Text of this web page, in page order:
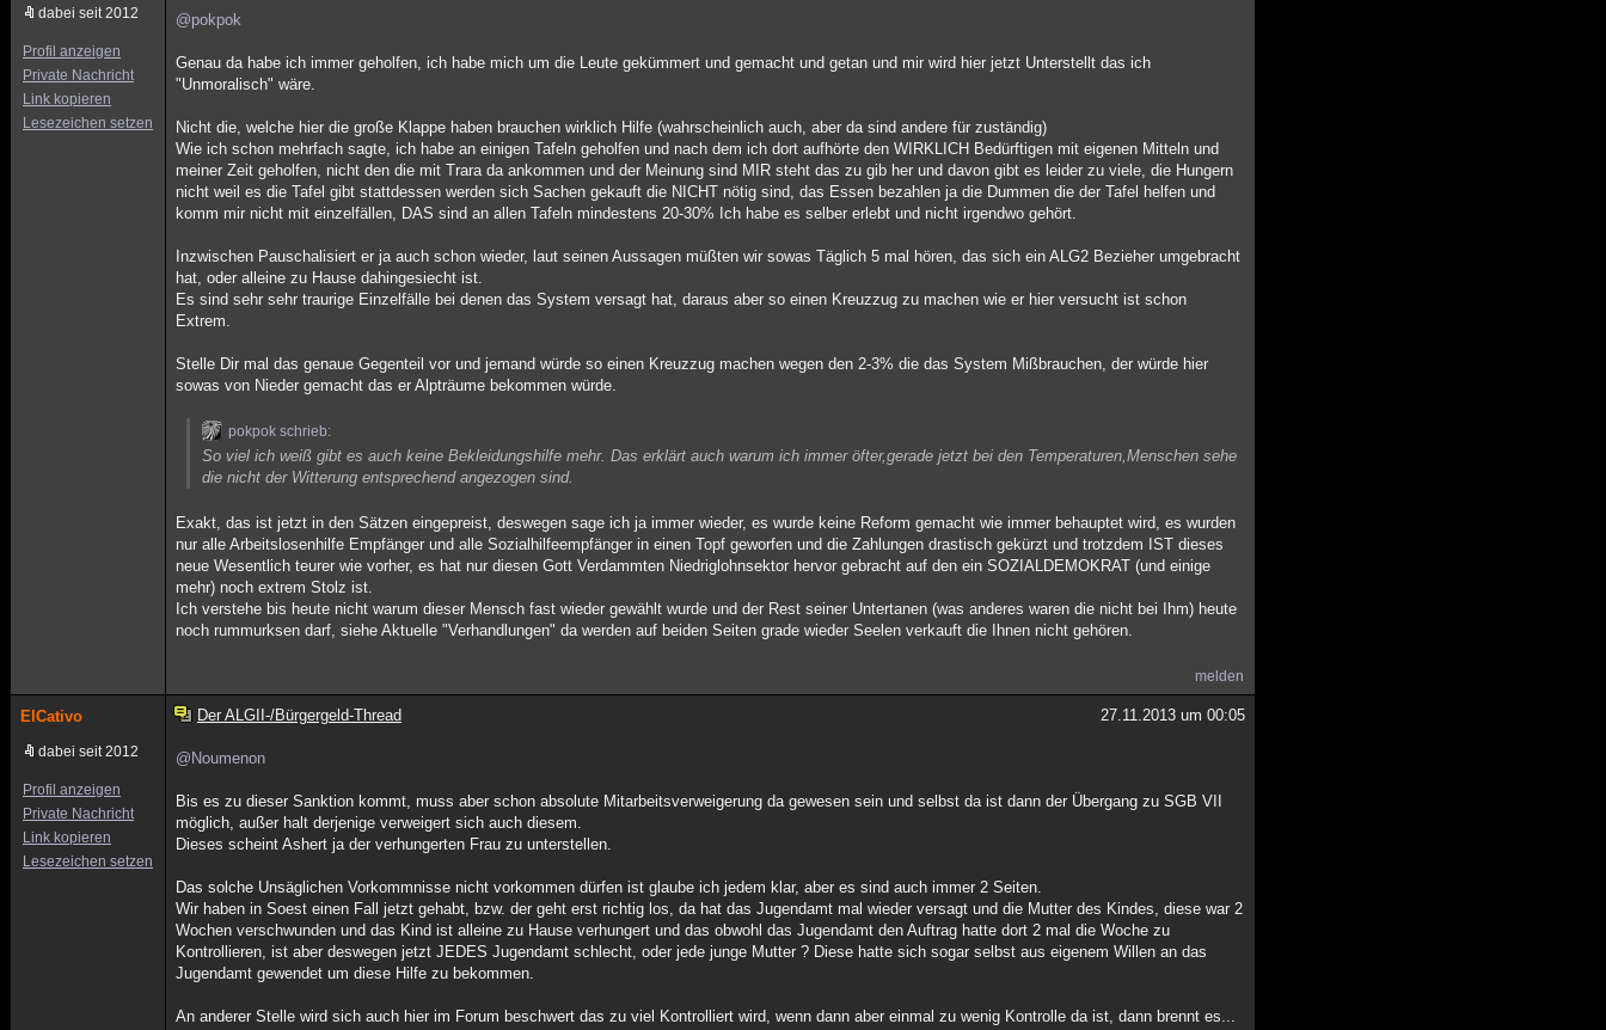
dabei seit 2012
Profil anzeigen
Private Nachricht
Link kopieren
Lesezeichen setzen
@pokpok
Genau da habe ich immer geholfen, ich habe mich um die Leute gekümmert und gemacht und getan und mir wird hier jetzt Unterstellt das ich
"Unmoralisch" wäre.
Nicht die, welche hier die große Klappe haben brauchen wirklich Hilfe (wahrscheinlich auch, aber da sind andere für zuständig)
Wie ich schon mehrfach sagte, ich habe an einigen Tafeln geholfen und nach dem ich dort aufhörte den WIRKLICH Bedürftigen mit eigenen Mitteln und
meiner Zeit geholfen, nicht den die mit Trara da ankommen und der Meinung sind MIR steht das zu gib her und davon gibt es leider zu viele, die Hungern
nicht weil es die Tafel gibt stattdessen werden sich Sachen gekauft die NICHT nötig sind, das Essen bezahlen ja die Dummen die der Tafel helfen und
komm mir nicht mit einzelfällen, DAS sind an allen Tafeln mindestens 20-30% Ich habe es selber erlebt und nicht irgendwo gehört.
Inzwischen Pauschalisiert er ja auch schon wieder, laut seinen Aussagen müßten wir sowas Täglich 5 mal hören, das sich ein ALG2 Bezieher umgebracht
hat, oder alleine zu Hause dahingesiecht ist.
Es sind sehr sehr traurige Einzelfälle bei denen das System versagt hat, daraus aber so einen Kreuzzug zu machen wie er hier versucht ist schon
Extrem.
Stelle Dir mal das genaue Gegenteil vor und jemand würde so einen Kreuzzug machen wegen den 2-3% die das System Mißbrauchen, der würde hier
sowas von Nieder gemacht das er Alpträume bekommen würde.
pokpok schrieb:
So viel ich weiß gibt es auch keine Bekleidungshilfe mehr. Das erklärt auch warum ich immer öfter,gerade jetzt bei den Temperaturen,Menschen sehe
die nicht der Witterung entsprechend angezogen sind.
Exakt, das ist jetzt in den Sätzen eingepreist, deswegen sage ich ja immer wieder, es wurde keine Reform gemacht wie immer behauptet wird, es wurden
nur alle Arbeitslosenhilfe Empfänger und alle Sozialhilfeempfänger in einen Topf geworfen und die Zahlungen drastisch gekürzt und trotzdem IST dieses
neue Wesentlich teurer wie vorher, es hat nur diesen Gott Verdammten Niedriglohnsektor hervor gebracht auf den ein SOZIALDEMOKRAT (und einige
mehr) noch extrem Stolz ist.
Ich verstehe bis heute nicht warum dieser Mensch fast wieder gewählt wurde und der Rest seiner Untertanen (was anderes waren die nicht bei Ihm) heute
noch rummurksen darf, siehe Aktuelle "Verhandlungen" da werden auf beiden Seiten grade wieder Seelen verkauft die Ihnen nicht gehören.
melden
ElCativo
dabei seit 2012
Profil anzeigen
Private Nachricht
Link kopieren
Lesezeichen setzen
Der ALGII-/Bürgergeld-Thread 27.11.2013 um 00:05
@Noumenon
Bis es zu dieser Sanktion kommt, muss aber schon absolute Mitarbeitsverweigerung da gewesen sein und selbst da ist dann der Übergang zu SGB VII
möglich, außer halt derjenige verweigert sich auch diesem.
Dieses scheint Ashert ja der verhungerten Frau zu unterstellen.
Das solche Unsäglichen Vorkommnisse nicht vorkommen dürfen ist glaube ich jedem klar, aber es sind auch immer 2 Seiten.
Wir haben in Soest einen Fall jetzt gehabt, bzw. der geht erst richtig los, da hat das Jugendamt mal wieder versagt und die Mutter des Kindes, diese war 2
Wochen verschwunden und das Kind ist alleine zu Hause verhungert und das obwohl das Jugendamt den Auftrag hatte dort 2 mal die Woche zu
Kontrollieren, ist aber deswegen jetzt JEDES Jugendamt schlecht, oder jede junge Mutter ? Diese hatte sich sogar selbst aus eigenem Willen an das
Jugendamt gewendet um diese Hilfe zu bekommen.
An anderer Stelle wird sich auch hier im Forum beschwert das zu viel Kontrolliert wird, wenn dann aber einmal zu wenig Kontrolle da ist, dann brennt es...